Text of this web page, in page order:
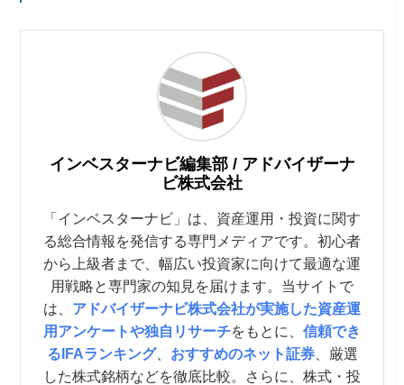
インベスターナビ編集部 / アドバイザーナ
ビ株式会社
「インベスターナビ」は、資産運用・投資に関す
る総合情報を発信する専門メディアです。初心者
から上級者まで、幅広い投資家に向けて最適な運
用戦略と専門家の知見を届けます。当サイトで
は、 アドバイザーナビ株式会社が実施した資産運
用アンケートや独自リサーチをもとに、 信頼でき
るIFAランキング、 おすすめのネット証券、厳選
した株式銘柄などを徹底比較。さらに、株式・投